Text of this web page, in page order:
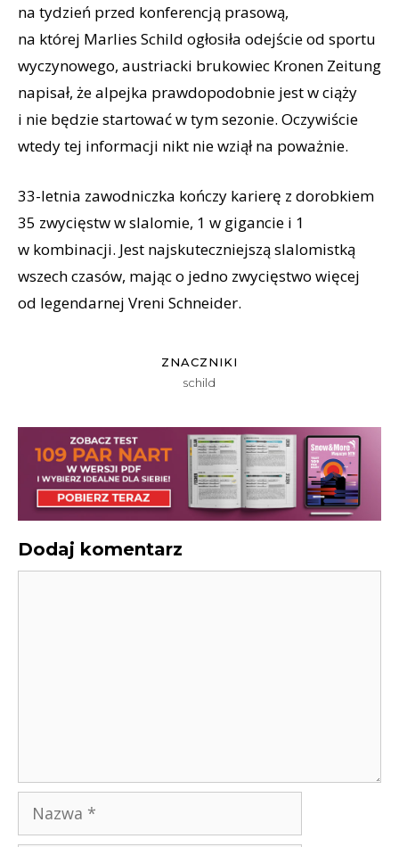
na tydzień przed konferencją prasową,
na której Marlies Schild ogłosiła odejście od sportu
wyczynowego, austriacki brukowiec Kronen Zeitung
napisał, że alpejka prawdopodobnie jest w ciąży
i nie będzie startować w tym sezonie. Oczywiście
wtedy tej informacji nikt nie wziął na poważnie.
33-letnia zawodniczka kończy karierę z dorobkiem
35 zwycięstw w slalomie, 1 w gigancie i 1
w kombinacji. Jest najskuteczniejszą slalomistką
wszech czasów, mając o jedno zwycięstwo więcej
od legendarnej Vreni Schneider.
ZNACZNIKI
schild
Dodaj komentarz